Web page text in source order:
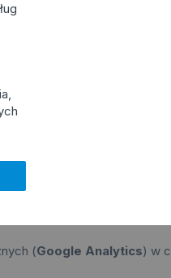
(Google Analytics) w